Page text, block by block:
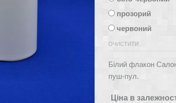
прозорий
червоний
ОЧИСТИТИ
Білий флакон
пуш-пул.
Ціна в